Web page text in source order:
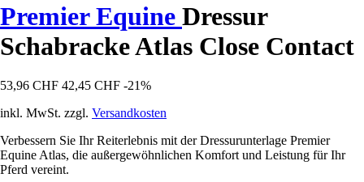
Premier Equine Dressur
Schabracke Atlas Close Contact
53,96 CHF 42,45 CHF -21%
inkl. MwSt. zzgl. Versandkosten
Verbessern Sie Ihr Reiterlebnis mit der Dressurunterlage Premier
Equine Atlas, die außergewöhnlichen Komfort und Leistung für Ihr
Pferd vereint.